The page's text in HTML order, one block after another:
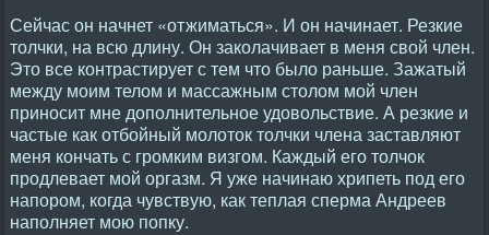
Сейчас он начнет «отжиматься». И он начинает. Резкие
толчки, на всю длину. Он заколачивает в меня свой член.
Это все контрастирует с тем что было раньше. Зажатый
между моим телом и массажным столом мой член
приносит мне дополнительное удовольствие. А резкие и
частые как отбойный молоток толчки члена заставляют
меня кончать с громким визгом. Каждый его толчок
продлевает мой оргазм. Я уже начинаю хрипеть под его
напором, когда чувствую, как теплая сперма Андреев
наполняет мою попку.